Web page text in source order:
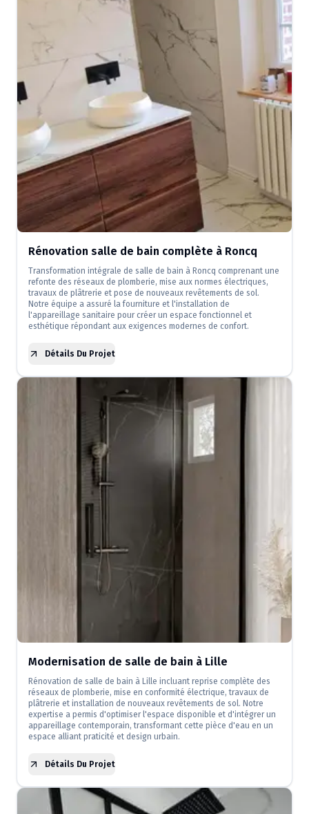
Rénovation salle de bain complète à Roncq
Transformation intégrale de salle de bain à Roncq comprenant une
refonte des réseaux de plomberie, mise aux normes électriques,
travaux de plâtrerie et pose de nouveaux revêtements de sol.
Notre équipe a assuré la fourniture et l'installation de
l'appareillage sanitaire pour créer un espace fonctionnel et
esthétique répondant aux exigences modernes de confort.
Détails Du Projet
Modernisation de salle de bain à Lille
Rénovation de salle de bain à Lille incluant reprise complète des
réseaux de plomberie, mise en conformité électrique, travaux de
plâtrerie et installation de nouveaux revêtements de sol. Notre
expertise a permis d'optimiser l'espace disponible et d'intégrer un
appareillage contemporain, transformant cette pièce d'eau en un
espace alliant praticité et design urbain.
Détails Du Projet